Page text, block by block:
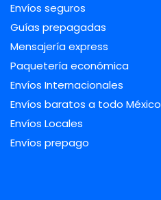
Envíos seguros
Guías prepagadas
Mensajería express
Paquetería económica
Envíos Internacionales
Envíos baratos a todo México
Envíos Locales
Envíos prepago